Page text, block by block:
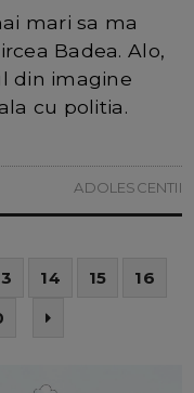
mari sa ma
Badea. Alo,
din imagine
cu politia.
ADOLESCENTII
14 15
16